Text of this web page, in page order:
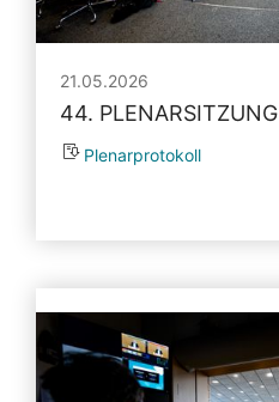
21.05.2026
44. PLENARSITZUNG
Plenarprotokoll